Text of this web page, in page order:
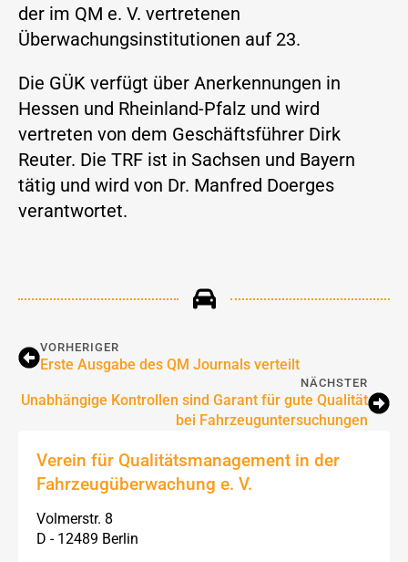
der im QM e. V. vertretenen
Überwachungsinstitutionen auf 23.
Die GÜK verfügt über Anerkennungen in
Hessen und Rheinland-Pfalz und wird
vertreten von dem Geschäftsführer Dirk
Reuter. Die TRF ist in Sachsen und Bayern
tätig und wird von Dr. Manfred Doerges
verantwortet.
VORHERIGER
Erste Ausgabe des QM Journals verteilt
NÄCHSTER
Unabhängige Kontrollen sind Garant für gute Qualität
bei Fahrzeuguntersuchungen
Verein für Qualitätsmanagement in der
Fahrzeugüberwachung e. V.
Volmerstr. 8
D - 12489 Berlin